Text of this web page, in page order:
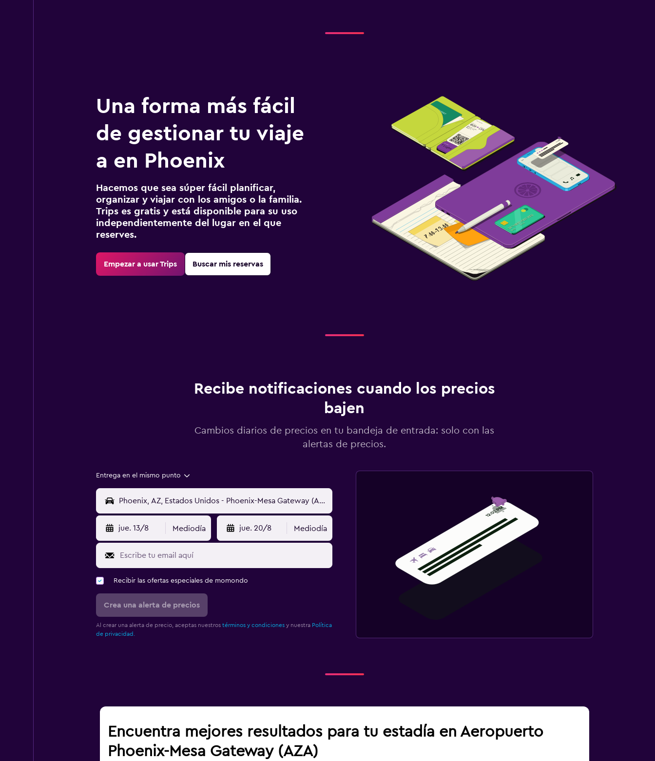
Una forma más fácil
de gestionar tu viaje
a en Phoenix
Hacemos que sea súper fácil planificar,
organizar y viajar con los amigos o la familia.
Trips es gratis y está disponible para su uso
independientemente del lugar en el que
reserves.
Empezar a usar Trips Buscar mis reservas
Recibe notificaciones cuando los precios
bajen
Cambios diarios de precios en tu bandeja de entrada: solo con las
alertas de precios.
Entrega en el mismo punto
jue. 13/8 Mediodía jue. 20/8 Mediodía
Recibir las ofertas especiales de momondo
Crea una alerta de precios
Al crear una alerta de precio, aceptas nuestros términos y condicionesy nuestra Política
de privacidad.
Encuentra mejores resultados para tu estadía en Aeropuerto
Phoenix-Mesa Gateway (AZA)